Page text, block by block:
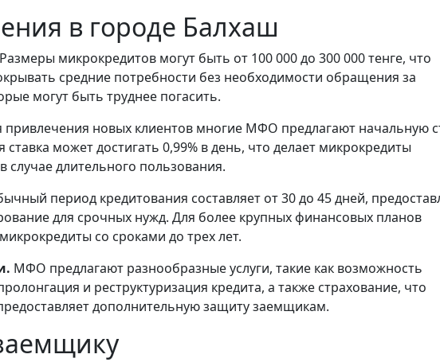
в городе Балхаш
Размеры микрокредитов могут быть от 100 000 до 300 000 тенге, что
средние потребности без необходимости обращения за
могут быть труднее погасить.
привлечения новых клиентов многие МФО предлагают начальную
может достигать 0,99% в день, что делает микрокредиты
случае длительного пользования.
период кредитования составляет от 30 до 45 дней,
для срочных нужд. Для более крупных финансовых планов
со сроками до трех лет.
МФО предлагают разнообразные услуги, такие как возможность
и реструктуризация кредита, а также страхование, что
дополнительную защиту заемщикам.